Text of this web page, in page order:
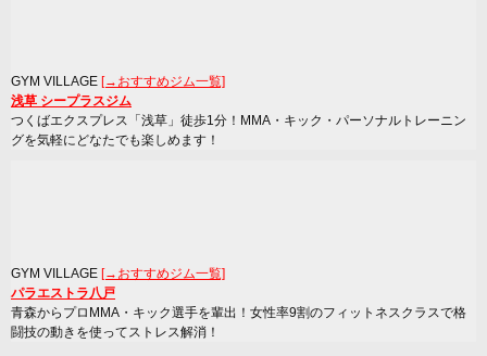
GYM VILLAGE [→おすすめジム一覧]
浅草 シープラスジム
つくばエクスプレス「浅草」徒歩1分！MMA・キック・パーソナルトレーニン
グを気軽にどなたでも楽しめます！
GYM VILLAGE [→おすすめジム一覧]
パラエストラ八戸
青森からプロMMA・キック選手を輩出！女性率9割のフィットネスクラスで格
闘技の動きを使ってストレス解消！